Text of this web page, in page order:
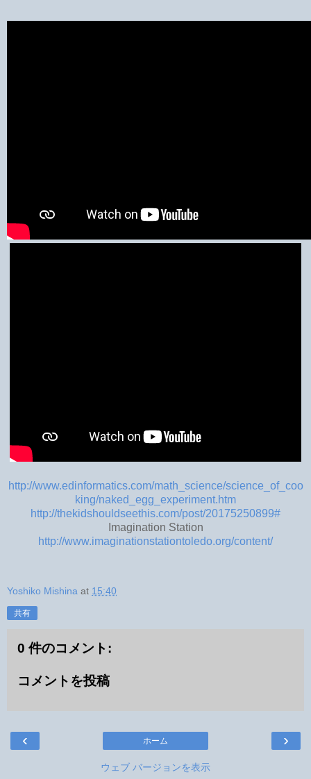
http://www.edinformatics.com/math_science/science_of_coo
king/naked_egg_experiment.htm
http://thekidshouldseethis.com/post/20175250899#
Imagination Station
http://www.imaginationstationtoledo.org/content/
Yoshiko Mishina at 15:40
共有
0 件のコメント:
コメントを投稿
‹ ›
ホーム
ウェブ バージョンを表示